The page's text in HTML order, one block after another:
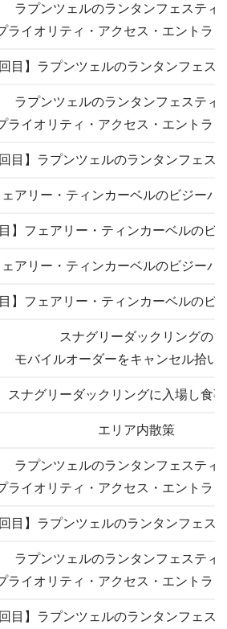
ラプンツェルのランタンフェスティ
ライオリティ・アクセス・エントラ
回目】ラプンツェルのランタンフェス
ラプンツェルのランタンフェスティ
ライオリティ・アクセス・エントラ
回目】ラプンツェルのランタンフェス
ェアリー・ティンカーベルのビジーバ
目】フェアリー・ティンカーベルのビ
ェアリー・ティンカーベルのビジーバ
目】フェアリー・ティンカーベルのビ
スナグリーダックリングの
モバイルオーダーをキャンセル拾い
スナグリーダックリングに入場し食
エリア内散策
ラプンツェルのランタンフェスティ
ライオリティ・アクセス・エントラ
回目】ラプンツェルのランタンフェス
ラプンツェルのランタンフェスティ
ライオリティ・アクセス・エントラ
回目】ラプンツェルのランタンフェス